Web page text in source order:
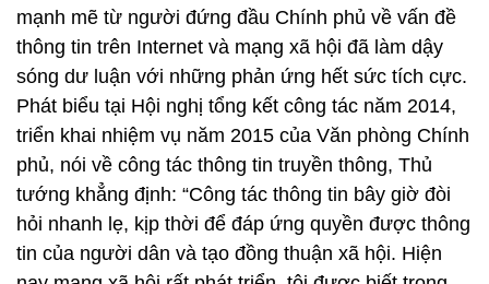
mạnh mẽ từ người đứng đầu Chính phủ về vấn đề
thông tin trên Internet và mạng xã hội đã làm dậy
sóng dư luận với những phản ứng hết sức tích cực.
Phát biểu tại Hội nghị tổng kết công tác năm 2014,
triển khai nhiệm vụ năm 2015 của Văn phòng Chính
phủ, nói về công tác thông tin truyền thông, Thủ
tướng khẳng định: “Công tác thông tin bây giờ đòi
hỏi nhanh lẹ, kịp thời để đáp ứng quyền được thông
tin của người dân và tạo đồng thuận xã hội. Hiện